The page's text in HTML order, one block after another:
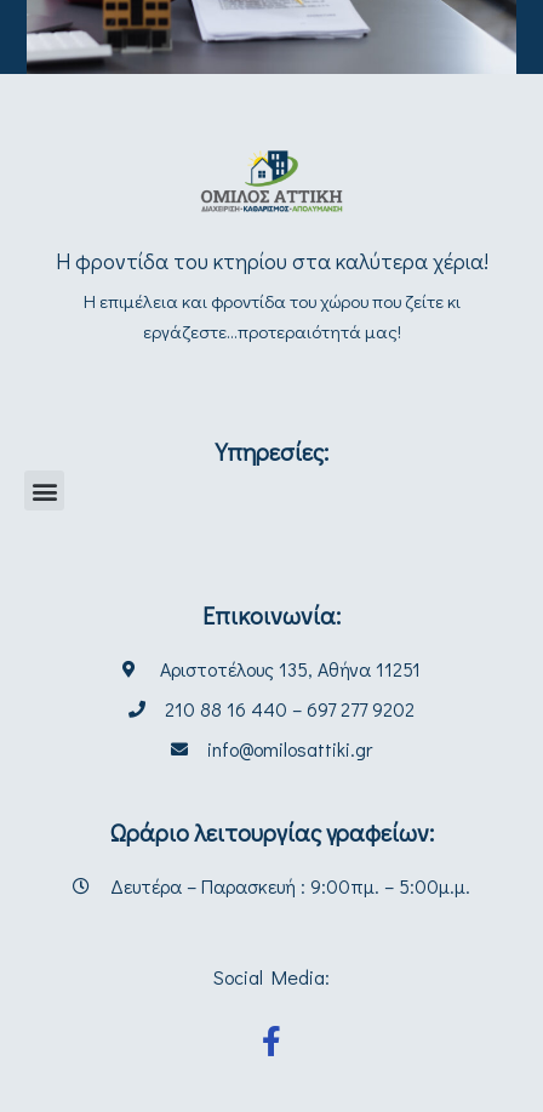
Η φροντίδα του κτηρίου στα καλύτερα χέρια!
Η επιμέλεια και φροντίδα του χώρου που ζείτε κι
εργάζεστε...προτεραιότητά μας!
Υπηρεσίες:
Επικοινωνία:
Αριστοτέλους 135, Αθήνα 11251
210 88 16 440 – 697 277 9202
info@omilosattiki.gr
Ωράριο λειτουργίας γραφείων:
Δευτέρα – Παρασκευή : 9:00πμ. – 5:00μ.μ.
Social Media: